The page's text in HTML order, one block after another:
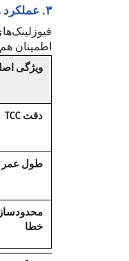
۳. عملکرد هم‌افزا (
اطمینان
ویژگی
دقت TCC
طول عمر
خطا